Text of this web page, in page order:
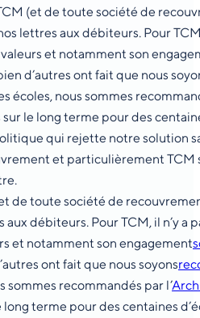
(et de toute société de
lettres aux débiteurs. Pour
et notamment son
d’autres ont fait que nous
écoles, nous sommes
le long terme pour des
qui rejette notre solution
et particulièrement TCM
de toute société de
débiteurs. Pour TCM, il n’y
et notamment son engagement
ont fait que nous soyons
sommes recommandés par l’
terme pour des centaines